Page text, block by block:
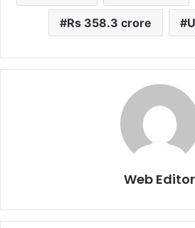
Rs 358.3 crore
Web Editor